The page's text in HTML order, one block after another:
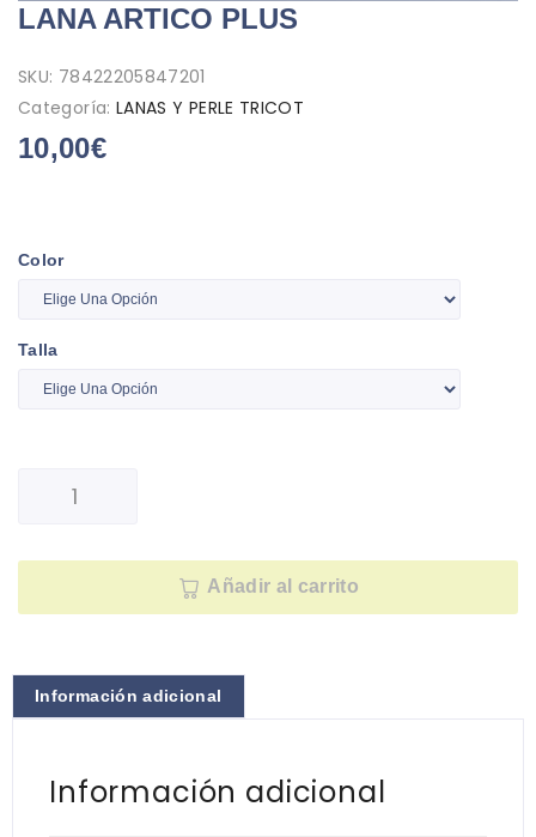
LANA ARTICO PLUS
SKU: 78422205847201
Categoría: LANAS Y PERLE TRICOT
10,00€
Color
Talla
Añadir al carrito
Información adicional
Información adicional